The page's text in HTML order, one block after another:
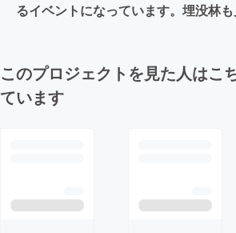
るイベントになっています。埋没林
このプロジェクトを見た人はこ
ています